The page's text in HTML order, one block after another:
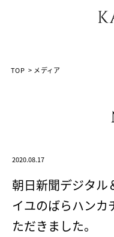
TOP > メディア
2020.08.17
朝日新聞デジタ
イユのばらハンカ
ただきました。